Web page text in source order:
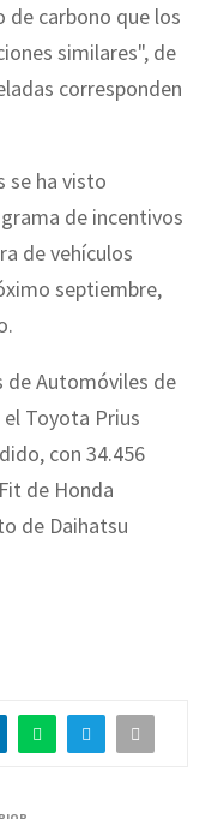
carbono que los
similares", de
corresponden
se ha visto
de incentivos
de vehículos
septiembre,
de Automóviles de
Toyota Prius
con 34.456
de Honda
de Daihatsu